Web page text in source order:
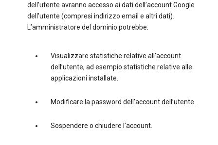
dell’utente avranno accesso ai dati dell’account Google
dell’utente (compresi indirizzo email e altri dati).
L’amministratore del dominio potrebbe:
Visualizzare statistiche relative all’account
dell’utente, ad esempio statistiche relative alle
applicazioni installate.
Modificare la password dell’account dell’utente.
Sospendere o chiudere l’account.